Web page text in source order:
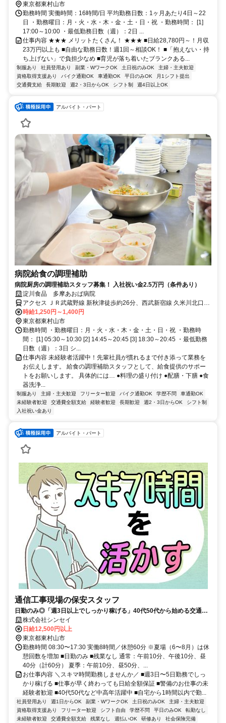
東京都東村山市
勤務時間 実働時間：16時間/日 平均勤務日数：1ヶ月あたり4日～22
日 ・勤務曜日：月・火・水・木・金・土・日・祝 ・勤務時間： [1]
17:00～10:00 ・最低勤務日数（週）：2日 ...
仕事内容 ★★★ メリットたくさん！ ★★★ ■日給28,780円～！月収
23万円以上も ■自由な勤務日数！週1回～相談OK！ ■「抱えない・持
ち上げない」で負担少なめ ■育児が落ち着いたブランクある...
制服あり 社員登用あり 副業・WワークOK 土日祝のみOK
主婦・主夫歓迎
資格取得支援あり
バイク通勤OK 車通勤OK 平日のみOK
月1シフト提出
交通費支給
長期歓迎 週2・3日からOK シフト制 週4日以上OK
アルバイト・パート
病院給食の調理補助
病院厨房の調理補助スタッフ募集！ 入社祝い金2.5万円（条件あり）
淀川食品 多摩あおば病院
アクセス ＪＲ武蔵野線 新秋津徒歩約26分、西武新宿線 久米川北口徒
歩約28分、西武池袋線/西武有楽町線 清瀬北口徒歩約40分 上記の各駅
より西武バスで約10分、「青葉町一丁目」下車 徒歩1分。
時給1,250円～1,400円
東京都東村山市
勤務時間 ・勤務曜日：月・火・水・木・金・土・日・祝 ・勤務時
間： [1] 05:30～10:30 [2] 14:45～20:45 [3] 18:30～20:45 ・最低勤務
日数（週）：3日 シ...
仕事内容 未経験者活躍中！先輩社員が慣れるまで付き添って業務を
お伝えします。 給食の調理補助スタッフとして、給食提供のサポー
トをお願いします。 具体的には… ●料理の盛り付け ●配膳・下膳 ●食
器洗浄...
制服あり 主婦・主夫歓迎 フリーター歓迎 バイク通勤OK 学歴不問
車通勤OK
未経験者歓迎
交通費全額支給 経験者歓迎 長期歓迎 週2・3日からOK
シフト制
入社祝い金あり
アルバイト・パート
通信工事現場の保安スタッフ
日勤のみ◎「週3日以上でしっかり稼げる」40代50代から始める交通誘
導の警備員
株式会社シンセイ
日給12,500円以上
東京都東村山市
勤務時間 08:30〜17:30 実働8時間／休憩60分 ※夏場（6〜8月）は休
憩回数を増加 ■日勤のみ ■残業なし 通常：午前10分、午後10分、昼
40分（計60分） 夏季：午前10分、昼50分、...
お仕事内容 ＼スキマ時間勤務しませんか／ ■週3日〜5日勤務でしっ
かり稼げる ■仕事が早く終わっても日給全額保証 ■警備のお仕事の未
経験者歓迎 ■40代50代など中高年活躍中 ■自宅から1時間以内で勤...
社員登用あり 週1日からOK 副業・WワークOK 土日祝のみOK
主婦・主夫歓迎
資格取得支援あり
フリーター歓迎 シフト自由 学歴不問 平日のみOK
転勤なし
未経験者歓迎
交通費全額支給 残業なし 週払いOK 研修あり 社会保険完備